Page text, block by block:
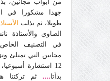
من أبواب مجانين،
جهدا مشكورا في
طويلا، ثم بذلت
الصاوي والأستاذة
في التصنيف
مجانين التي تمتلئ
12 استشارة
بدأتا....
ثم